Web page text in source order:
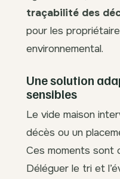
traçabilité des
pour les
environnemental.
Une solution
sensibles
Le vide maison
décès ou un
Ces moments sont
Déléguer le tri et